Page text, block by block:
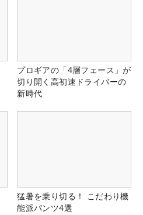
プロギアの「4層フェース」が
切り開く高初速ドライバーの
新時代
猛暑を乗り切る！ こだわり機
能派パンツ4選